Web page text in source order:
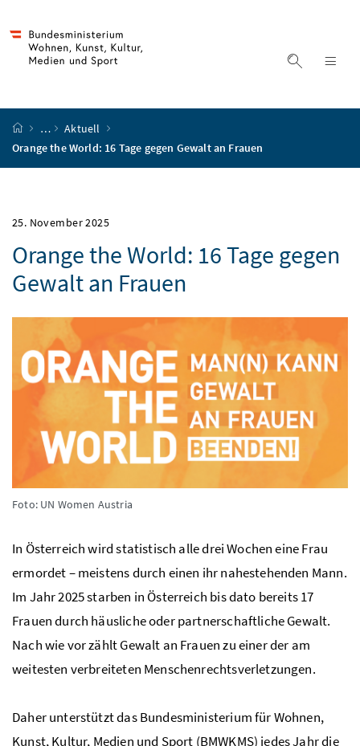
Suche
Startseite
…
Aktuell
Orange the World: 16 Tage gegen Gewalt an Frauen
25. November 2025
Orange the World: 16 Tage gegen
Gewalt an Frauen
Foto: UN Women Austria
In Österreich wird statistisch alle drei Wochen eine Frau
ermordet – meistens durch einen ihr nahestehenden Mann.
Im Jahr 2025 starben in Österreich bis dato bereits 17
Frauen durch häusliche oder partnerschaftliche Gewalt.
Nach wie vor zählt Gewalt an Frauen zu einer der am
weitesten verbreiteten Menschenrechtsverletzungen.
Daher unterstützt das Bundesministerium für Wohnen,
Kunst, Kultur, Medien und Sport (BMWKMS) jedes Jahr die